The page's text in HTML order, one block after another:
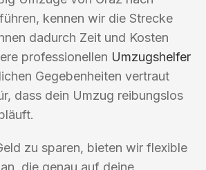
kennen wir die Strecke
dadurch Zeit und Kosten
professionellen Umzugshelfer
Gegebenheiten vertraut
dass dein Umzug reibungslos
zu sparen, bieten wir flexible
die genau auf deine